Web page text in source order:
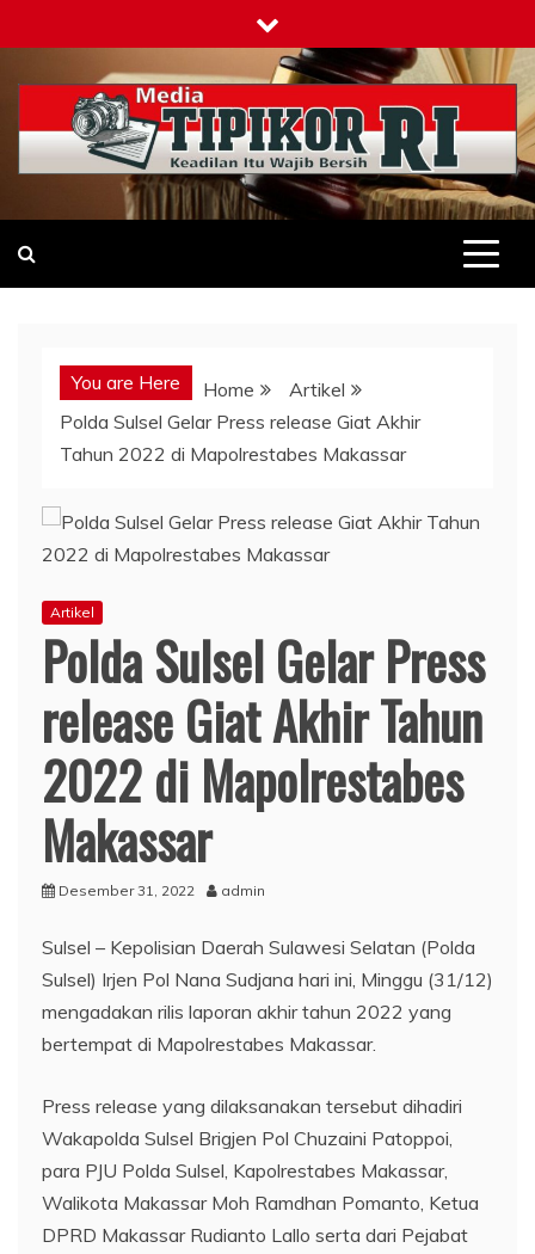
to
content
Tipikor-ri-online.my.id
Keadilan Itu Wajib Bersih
You are Here Home
Artikel
Polda Sulsel Gelar Press release Giat Akhir
Tahun 2022 di Mapolrestabes Makassar
Artikel
Polda Sulsel Gelar Press
release Giat Akhir Tahun
2022 di Mapolrestabes
Makassar
Desember 31, 2022 admin
Sulsel – Kepolisian Daerah Sulawesi Selatan (Polda
Sulsel) Irjen Pol Nana Sudjana hari ini, Minggu (31/12)
mengadakan rilis laporan akhir tahun 2022 yang
bertempat di Mapolrestabes Makassar.
Press release yang dilaksanakan tersebut dihadiri
Wakapolda Sulsel Brigjen Pol Chuzaini Patoppoi,
para PJU Polda Sulsel, Kapolrestabes Makassar,
Walikota Makassar Moh Ramdhan Pomanto, Ketua
DPRD Makassar Rudianto Lallo serta dari Pejabat